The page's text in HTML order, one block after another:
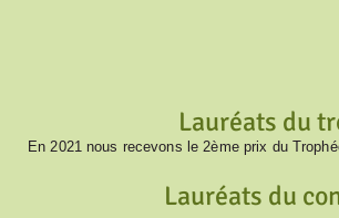
Lauréats du
En 2021 nous recevons le 2ème prix du
Lauréats du